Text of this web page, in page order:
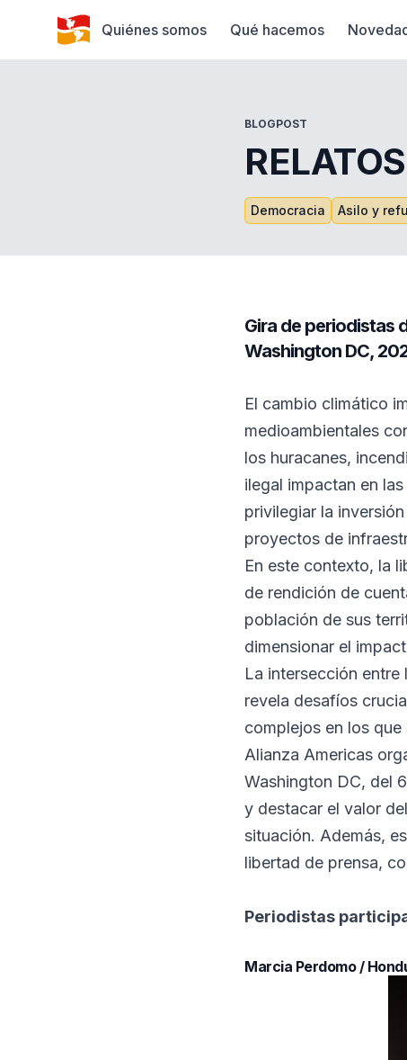
Quiénes somos Qué hacemos
BLOGPOST
Democracia Asilo y
Gira de periodistas
Washington DC,
El cambio climático
medioambientales
los huracanes,
ilegal impactan en
privilegiar la
proyectos de
En este contexto, la
de rendición de
población de sus
dimensionar el
La intersección
revela desafíos
complejos en los
Alianza Americas
Washington DC, del
y destacar el valor
situación. Además,
libertad de prensa,
Periodistas
Marcia Perdomo /